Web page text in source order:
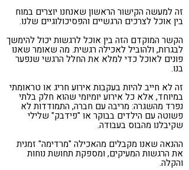
זה למעשה הקישור הראשון שאנחנו יוצרים במוח
בין אוכל לצרכים הרגשיים והפסיכולוגיים שלנו.
הקשר המוקדם הזה בין אוכל לרגשות יכול להימשך
לבגרות, ולהוביל לאכילה רגשית. מה שאומר שאנו
פונים לאוכל כדי למלא את החלל הרגשי שנפער
בנו.
זה לא חייב להיות בעקבות אירוע חריג או טראומתי
במיוחד, אלא כל אירוע יומיומי שהוא חלק בלתי
נפרד מהשגרה: מריבה עם חברה, התמודדות לא
פשוטה עם הילדים בבוקר או "פידבק" שלילי
שקיבלנו מהבוס בעבודה.
ההנאה שאנו מקבלים מהאכילה "מרדימה" זמנית
את הרגשות המעיקים, ומספקת תחושת נוחות
והקלה.